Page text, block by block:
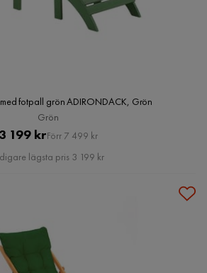
fotpall grön ADIRONDACK, Grön
Grön
Pris
3 199 krOriginal
Pris
Förr 7 499 kr
lägsta pris 3 199 kr